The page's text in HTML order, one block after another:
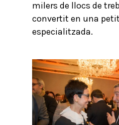
milers de llocs de
convertit en una
especialitzada.